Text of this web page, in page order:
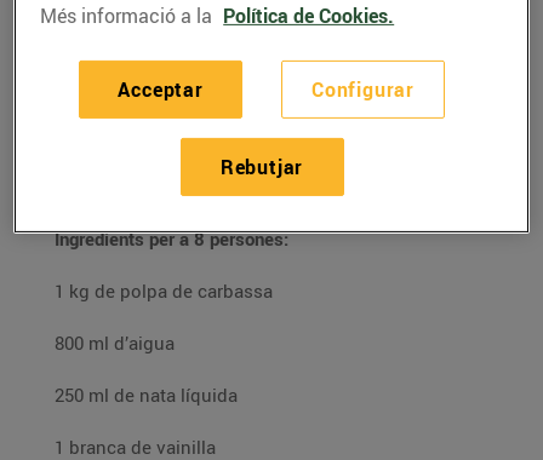
RECEPTES
Flam de carbassa
Ingredients per a 8 persones:
1 kg de polpa de carbassa
800 ml d’aigua
250 ml de nata líquida
1 branca de vainilla
Més informació a la Política de Cookies.
Configurar
Rebutjar
Acceptar